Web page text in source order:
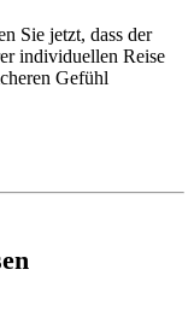
Sie jetzt, dass der
individuellen Reise
Gefühl